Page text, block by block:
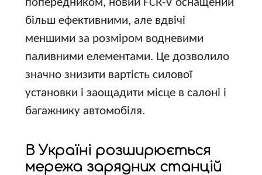
попередником, новий FCR-V оснащений
більш ефективними, але вдвічі
меншими за розміром водневими
паливними елементами. Це дозволило
значно знизити вартість силової
установки і заощадити місце в салоні і
багажнику автомобіля.
В Україні розширюється
мережа зарядних станцій